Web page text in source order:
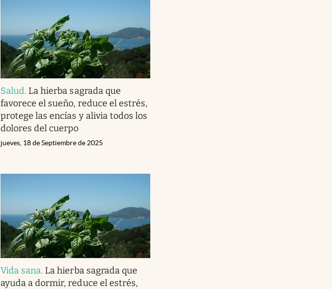
Salud. La hierba sagrada que
favorece el sueño, reduce el estrés,
protege las encías y alivia todos los
dolores del cuerpo
jueves, 18 de Septiembre de 2025
Vida sana. La hierba sagrada que
ayuda a dormir, reduce el estrés,